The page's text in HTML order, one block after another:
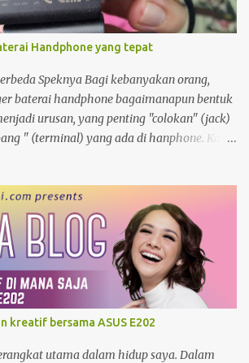
Handphone yang tepat
Speknya Bagi kebanyakan orang,
baterai handphone bagaimanapun bentuk
urusan, yang penting "colokan" (jack)
" (terminal) yang ada di hanphone. Kalau
kalau ditengah perjalanan kehabisan
di warung atau toko. nggak tahu
colokin.
kreatif bersama ASUS E202
utama dalam hidup saya. Dalam